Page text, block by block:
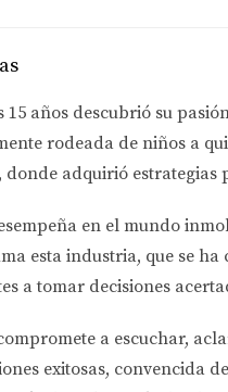
puede afectar la
suelen incentivar a más
juega un papel
asociados con la compra
puede resultar en
junto con las condiciones
15 años descubrió su
rodeada de niños a
, donde adquirió estrategias
en el mundo
esta industria, que se
a tomar decisiones
a escuchar,
exitosas, convencida